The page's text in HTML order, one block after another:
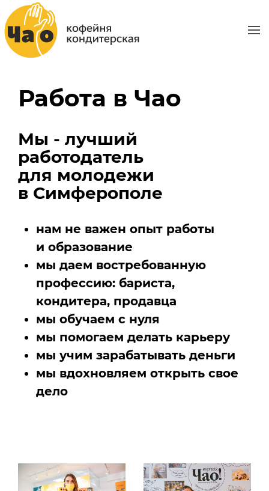
Работа в Чао
Мы - лучший
работодатель
для молодежи
в Симферополе
нам не важен опыт работы
и образование
мы даем востребованную
профессию: бариста,
кондитера, продавца
мы обучаем с нуля
мы помогаем делать карьеру
мы учим зарабатывать деньги
мы вдохновляем открыть свое
дело